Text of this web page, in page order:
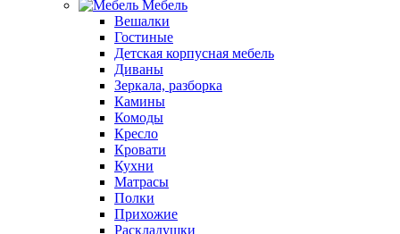
Мебель
Вешалки
Гостиные
Детская корпусная мебель
Диваны
Зеркала, разборка
Камины
Комоды
Кресло
Кровати
Кухни
Матрасы
Полки
Прихожие
Раскладушки